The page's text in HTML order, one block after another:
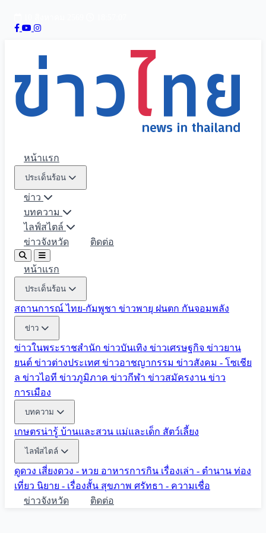
หน้าแรก
ประเด็นร้อน
ข่าว
บทความ
ไลฟ์สไตล์
ข่าวจังหวัด
ติดต่อ
หน้าแรก
ประเด็นร้อน
สถานการณ์ ไทย-กัมพูชา ข่าวพายุ ฝนตก กันจอมพลัง
ข่าว
ข่าวในพระราชสำนัก ข่าวบันเทิง ข่าวเศรษฐกิจ ข่าวยาน
ยนต์ ข่าวต่างประเทศ ข่าวอาชญากรรม ข่าวสังคม - โซเชีย
ล ข่าวไอที ข่าวภูมิภาค ข่าวกีฬา ข่าวสมัครงาน ข่าว
การเมือง
บทความ
เกษตรน่ารู้ บ้านและสวน แม่และเด็ก สัตว์เลี้ยง
ไลฟ์สไตล์
ดูดวง เสี่ยงดวง - หวย อาหารการกิน เรื่องเล่า - ตำนาน ท่อง
เที่ยว นิยาย - เรื่องสั้น สุขภาพ ศรัทธา - ความเชื่อ
ข่าวจังหวัด
ติดต่อ